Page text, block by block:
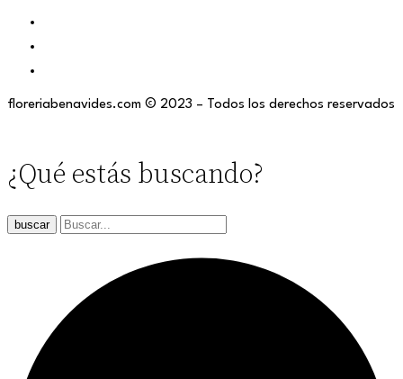
floreriabenavides.com © 2023 – Todos los derechos reservados
¿Qué estás buscando?
buscar